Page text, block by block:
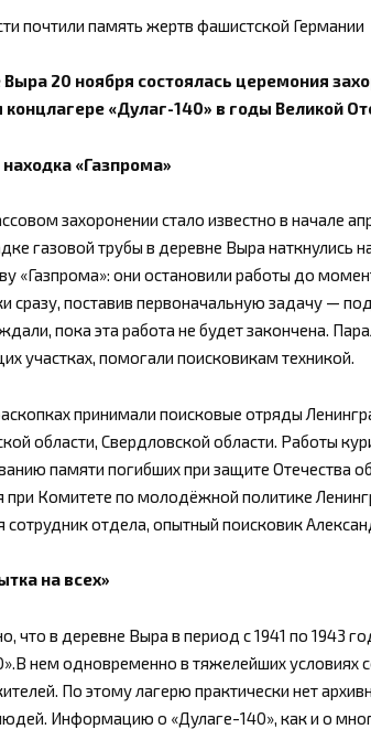
почтили память жертв фашистской Германии
Выра 20 ноября состоялась церемония
«Дулаг-140» в годы Великой
«Газпрома»
захоронении стало известно в начале
газовой трубы в деревне Выра наткнулись
«Газпрома»: они остановили работы до
сразу, поставив первоначальную задачу —
пока эта работа не будет закончена.
участках, помогали поисковикам техникой.
принимали поисковые отряды
области, Свердловской области. Работы
памяти погибших при защите Отечества
при Комитете по молодёжной политике
сотрудник отдела, опытный поисковик
на всех»
что в деревне Выра в период с 1941 по 1943
нем одновременно в тяжелейших условиях
По этому лагерю практически нет
Информацию о «Дулаге-140», как и о